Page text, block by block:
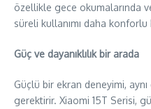
özellikle gece okumalarında
süreli kullanımı daha
Güç ve dayanıklılık bir arada
Güçlü bir ekran deneyimi, aynı
gerektirir. Xiaomi 15T Serisi,